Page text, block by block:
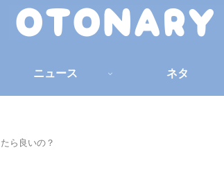
ニュース ネタ
ら良いの？